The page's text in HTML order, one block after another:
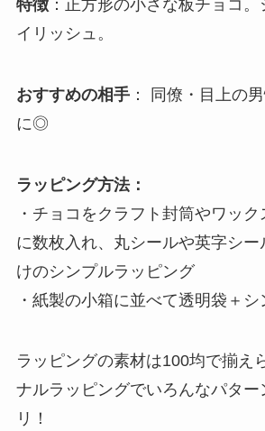
特徴：正方形の小さな板チョコ。
イリッシュ。
おすすめの相手： 同僚・目上の
に◎
ラッピング方法：
・チョコをクラフト封筒やワッ
に数枚入れ、丸シールや英字シ
けのシンプルラッピング
・紙製の小箱に並べて透明袋＋
ラッピングの素材は100均で揃え
ナルラッピングでいろんなパター
リ！